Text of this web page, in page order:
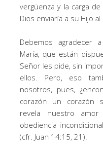
vergüenza y la carga
Dios enviaría a su Hijo al
Debemos agradecer
María, que están
Señor les pide, sin
ellos. Pero, eso
nosotros, pues,
corazón un corazón
revela nuestro
obediencia
(cfr. Juan 14:15, 21).